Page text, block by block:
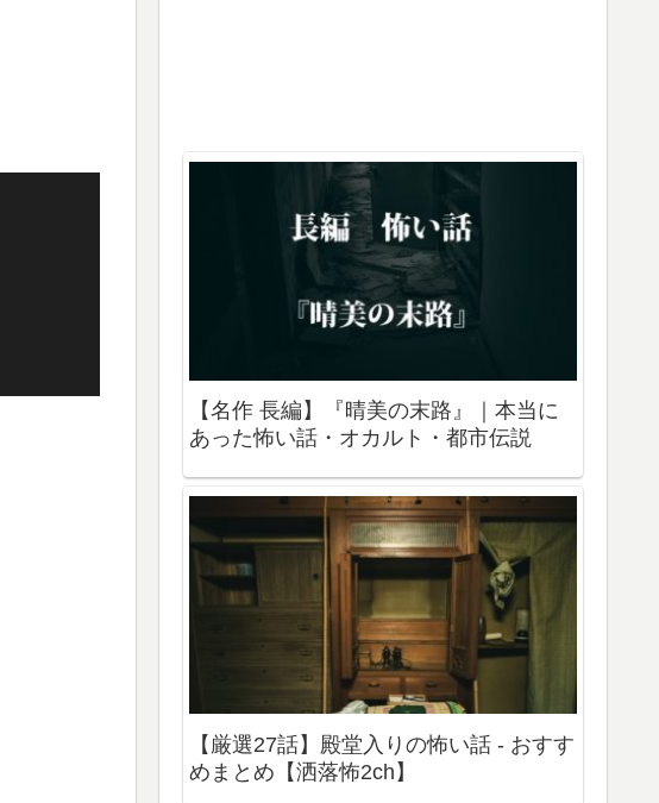
【名作 長編】『晴美の末路』｜本当に
あった怖い話・オカルト・都市伝説
【厳選27話】殿堂入りの怖い話 - おすす
めまとめ【洒落怖2ch】